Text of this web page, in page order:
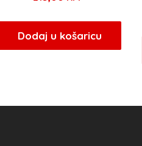
Dodaj u košaricu